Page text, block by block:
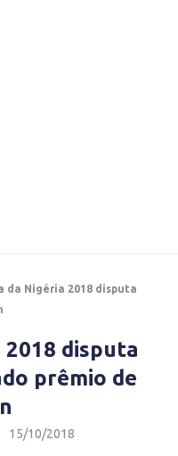
da Nigéria 2018 disputa
2018 disputa
prêmio de
15/10/2018